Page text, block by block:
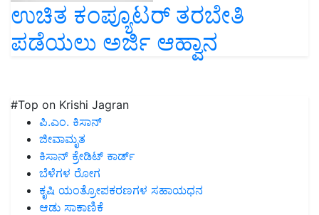
ಉಚಿತ ಕಂಪ್ಯೂಟರ್ ತರಬೇತಿ
ಪಡೆಯಲು ಅರ್ಜಿ ಆಹ್ವಾನ
#Top on Krishi Jagran
ಪಿ.ಎಂ. ಕಿಸಾನ್
ಜೀವಾಮೃತ
ಕಿಸಾನ್ ಕ್ರೇಡಿಟ್ ಕಾರ್ಡ್
ಬೆಳೆಗಳ ರೋಗ
ಕೃಷಿ ಯಂತ್ರೋಪಕರಣಗಳ ಸಹಾಯಧನ
ಆಡು ಸಾಕಾಣಿಕೆ